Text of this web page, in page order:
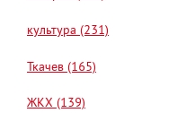
культура (231)
Ткачев (165)
ЖКХ (139)